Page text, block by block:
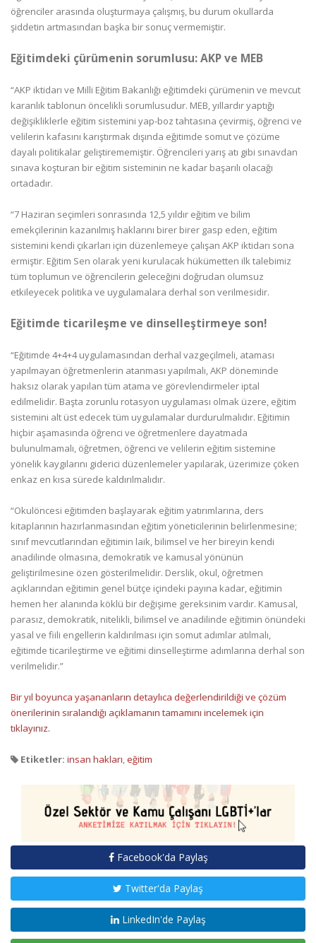
öğrenciler arasında oluşturmaya çalışmış, bu durum okullarda
şiddetin artmasından başka bir sonuç vermemiştir.
Eğitimdeki çürümenin sorumlusu: AKP ve MEB
“AKP iktidarı ve Milli Eğitim Bakanlığı eğitimdeki çürümenin ve mevcut
karanlık tablonun öncelikli sorumlusudur. MEB, yıllardır yaptığı
değişikliklerle eğitim sistemini yap-boz tahtasına çevirmiş, öğrenci ve
velilerin kafasını karıştırmak dışında eğitimde somut ve çözüme
dayalı politikalar geliştirememiştir. Öğrencileri yarış atı gibi sınavdan
sınava koşturan bir eğitim sisteminin ne kadar başarılı olacağı
ortadadır.
“7 Haziran seçimleri sonrasında 12,5 yıldır eğitim ve bilim
emekçilerinin kazanılmış haklarını birer birer gasp eden, eğitim
sistemini kendi çıkarları için düzenlemeye çalışan AKP iktidarı sona
ermiştir. Eğitim Sen olarak yeni kurulacak hükümetten ilk talebimiz
tüm toplumun ve öğrencilerin geleceğini doğrudan olumsuz
etkileyecek politika ve uygulamalara derhal son verilmesidir.
Eğitimde ticarileşme ve dinselleştirmeye son!
“Eğitimde 4+4+4 uygulamasından derhal vazgeçilmeli, ataması
yapılmayan öğretmenlerin atanması yapılmalı, AKP döneminde
haksız olarak yapılan tüm atama ve görevlendirmeler iptal
edilmelidir. Başta zorunlu rotasyon uygulaması olmak üzere, eğitim
sistemini alt üst edecek tüm uygulamalar durdurulmalıdır. Eğitimin
hiçbir aşamasında öğrenci ve öğretmenlere dayatmada
bulunulmamalı, öğretmen, öğrenci ve velilerin eğitim sistemine
yönelik kaygılarını giderici düzenlemeler yapılarak, üzerimize çöken
enkaz en kısa sürede kaldırılmalıdır.
“Okulöncesi eğitimden başlayarak eğitim yatırımlarına, ders
kitaplarının hazırlanmasından eğitim yöneticilerinin belirlenmesine;
sınıf mevcutlarından eğitimin laik, bilimsel ve her bireyin kendi
anadilinde olmasına, demokratik ve kamusal yönünün
geliştirilmesine özen gösterilmelidir. Derslik, okul, öğretmen
açıklarından eğitimin genel bütçe içindeki payına kadar, eğitimin
hemen her alanında köklü bir değişime gereksinim vardır. Kamusal,
parasız, demokratik, nitelikli, bilimsel ve anadilinde eğitimin önündeki
yasal ve fiili engellerin kaldırılması için somut adımlar atılmalı,
eğitimde ticarileştirme ve eğitimi dinselleştirme adımlarına derhal son
verilmelidir.”
Bir yıl boyunca yaşananların detaylıca değerlendirildiği ve çözüm
önerilerinin sıralandığı açıklamanın tamamını incelemek için
tıklayınız.
Etiketler: insan hakları,eğitim
Facebook'da Paylaş
Twitter'da Paylaş
LinkedIn'de Paylaş